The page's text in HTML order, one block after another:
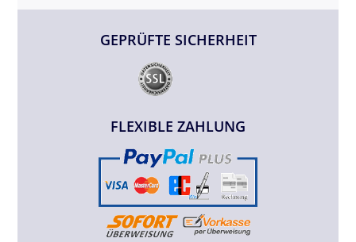
GEPRÜFTE SICHERHEIT
FLEXIBLE ZAHLUNG